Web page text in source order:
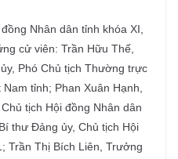
Nhân dân tỉnh khóa XI,
cử viên: Trần Hữu Thế,
Phó Chủ tịch Thường trực
tỉnh; Phan Xuân Hạnh,
tịch Hội đồng Nhân dân
thư Đảng ủy, Chủ tịch Hội
Trần Thị Bích Liên, Trưởng